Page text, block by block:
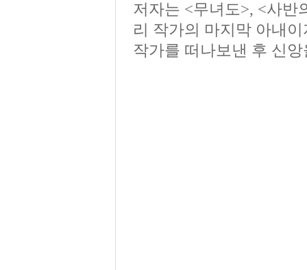
저자는 <무녀도>, <사반
리 작가의 마지막 아내
작가를 떠나보낸 후 신